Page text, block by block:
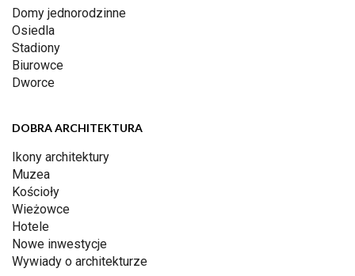
Domy jednorodzinne
Osiedla
Stadiony
Biurowce
Dworce
DOBRA ARCHITEKTURA
Ikony architektury
Muzea
Kościoły
Wieżowce
Hotele
Nowe inwestycje
Wywiady o architekturze